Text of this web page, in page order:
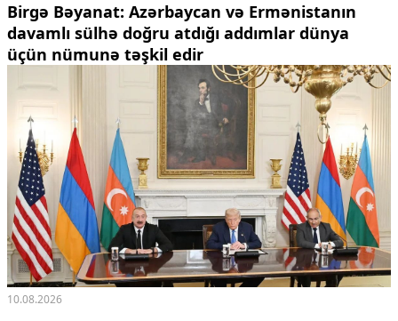
Birgə Bəyanat: Azərbaycan və Ermənistanın
davamlı sülhə doğru atdığı addımlar dünya
üçün nümunə təşkil edir
10.08.2026